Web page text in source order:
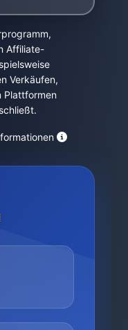
Affiliate-
Verkäufen,
Plattformen